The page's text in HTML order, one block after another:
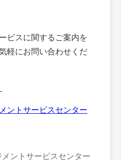
ビスに関するご案内を
軽にお問い合わせくだ
ントサービスセンター
ントサービスセンター